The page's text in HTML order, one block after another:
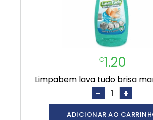
€1.20
limpabem lava tudo brisa
- +
ADICIONAR AO